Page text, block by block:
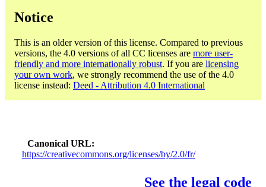
Notice
This is an older version of this license. Compared to previous
versions, the 4.0 versions of all CC licenses are more user-
friendly and more internationally robust. If you are licensing
your own work, we strongly recommend the use of the 4.0
license instead: Deed - Attribution 4.0 International
Canonical URL
https://creativecommons.org/licenses/by/2.0/fr/
See the legal code